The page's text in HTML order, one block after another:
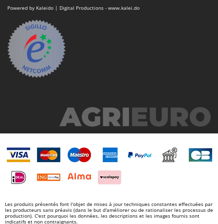
Powered by Kaleido | Digital Productions - www.kalei.do
Les produits présentés font l'objet de mises à jour techniques constantes effectuées par
les producteurs sans préavis (dans le but d'améliorer ou de rationaliser les processus de
production). C'est pourquoi les données, les descriptions et les images fournis sont
indicatifs et non contraignants.